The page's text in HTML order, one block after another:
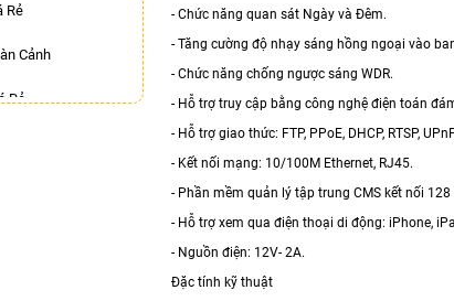
Rẻ
Cảnh
Rẻ
- Chức năng quan sát Ngày và Đêm.
- Tăng cường độ nhạy sáng hồng ngoại vào
- Chức năng chống ngược sáng WDR.
- Hỗ trợ truy cập bằng công nghệ điện toán
- Hỗ trợ giao thức: FTP, PPoE, DHCP, RTSP,
- Kết nối mạng: 10/100M Ethernet, RJ45.
- Phần mềm quản lý tập trung CMS kết nối 128
- Hỗ trợ xem qua điện thoại di động: iPhone,
- Nguồn điện: 12V- 2A.
Đặc tính kỹ thuật